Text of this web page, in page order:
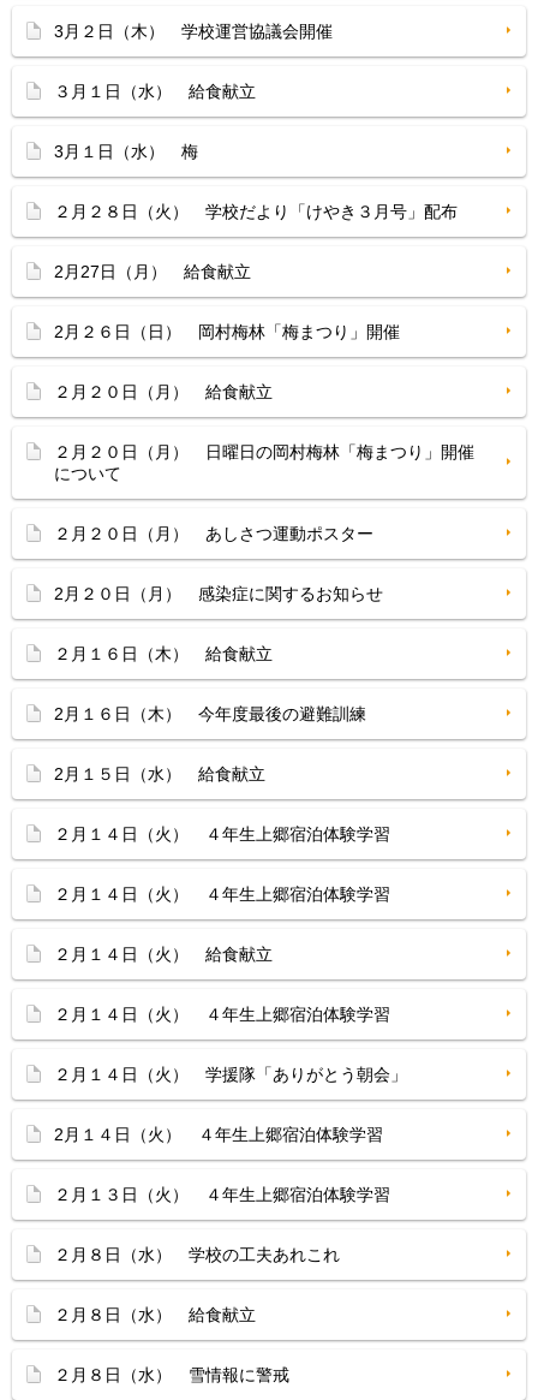
3月２日（木） 学校運営協議会開催
３月１日（水） 給食献立
3月１日（水） 梅
２月２８日（火） 学校だより「けやき３月号」配布
2月27日（月） 給食献立
2月２６日（日） 岡村梅林「梅まつり」開催
２月２０日（月） 給食献立
２月２０日（月） 日曜日の岡村梅林「梅まつり」開催
について
２月２０日（月） あしさつ運動ポスター
2月２０日（月） 感染症に関するお知らせ
２月１６日（木） 給食献立
2月１６日（木） 今年度最後の避難訓練
2月１５日（水） 給食献立
２月１４日（火） ４年生上郷宿泊体験学習
２月１４日（火） ４年生上郷宿泊体験学習
２月１４日（火） 給食献立
２月１４日（火） ４年生上郷宿泊体験学習
２月１４日（火） 学援隊「ありがとう朝会」
2月１４日（火） ４年生上郷宿泊体験学習
２月１３日（火） ４年生上郷宿泊体験学習
２月８日（水） 学校の工夫あれこれ
２月８日（水） 給食献立
２月８日（水） 雪情報に警戒